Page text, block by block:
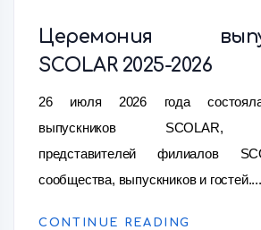
Церемония
SCOLAR 2025-2026
26 июля 2026 года
выпускников SCOLAR,
представителей филиалов
сообщества, выпускников и гостей....
CONTINUE READING